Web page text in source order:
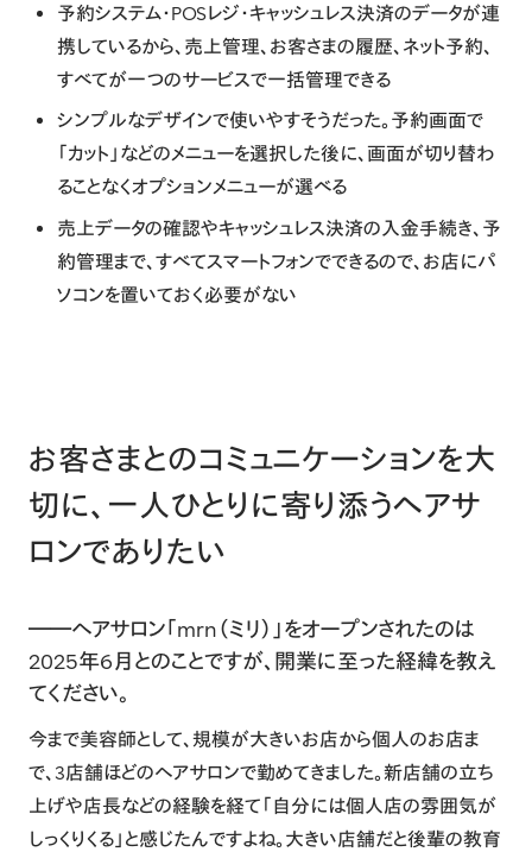
予約システム・POSレジ・キャッシュレス決済のデータが連
携しているから、売上管理、お客さまの履歴、ネット予約、
すべてが一つのサービスで一括管理できる
シンプルなデザインで使いやすそうだった。予約画面で
「カット」などのメニューを選択した後に、画面が切り替わ
ることなくオプションメニューが選べる
売上データの確認やキャッシュレス決済の入金手続き、予
約管理まで、すべてスマートフォンでできるので、お店にパ
ソコンを置いておく必要がない
お客さまとのコミュニケーションを大
切に、一人ひとりに寄り添うヘアサ
ロンでありたい
――ヘアサロン「mrn（ミリ）」をオープンされたのは
2025年6月とのことですが、開業に至った経緯を教え
てください。
今まで美容師として、規模が大きいお店から個人のお店ま
で、3店舗ほどのヘアサロンで勤めてきました。新店舗の立ち
上げや店長などの経験を経て「自分には個人店の雰囲気が
しっくりくる」と感じたんですよね。大きい店舗だと後輩の教育